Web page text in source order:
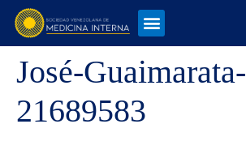
José-Guaimarata-
21689583